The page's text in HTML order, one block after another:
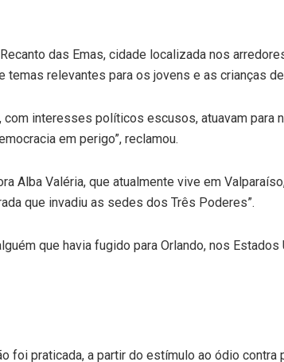
das Emas, cidade localizada nos
relevantes para os jovens e as crianças
interesses políticos escusos, atuavam para
em perigo”, reclamou.
Alba Valéria, que atualmente vive em
que invadiu as sedes dos Três Poderes”.
que havia fugido para Orlando, nos Estados
foi praticada, a partir do estímulo ao ódio